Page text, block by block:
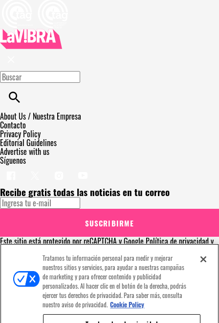
About Us / Nuestra Empresa
Contacto
Privacy Policy
Editorial Guidelines
Advertise with us
Síguenos
Recibe gratis todas las noticias en tu correo
SUSCRIBIRME
Este sitio está protegido por reCAPTCHA y GooglePolítica de privacidady
términos y condiciones
¡Muchas gracias!Ya estás suscrito a nuestro newsletter
Recibe gratis todas las noticias en tu correo
Tratamos tu información personal para medir y mejorar
nuestros sitios y servicios, para ayudar a nuestras campañas
de marketing y para ofrecer contenido y publicidad
personalizados. Al hacer clic en el botón de la derecha, podrás
ejercer tus derechos de privacidad. Para saber más, consulta
nuestro aviso de privacidad. Cookie Policy